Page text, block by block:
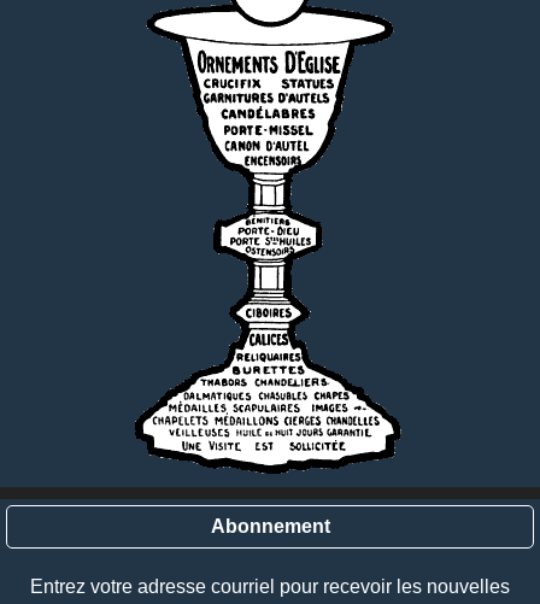
Abonnement
Entrez votre adresse courriel pour recevoir les nouvelles